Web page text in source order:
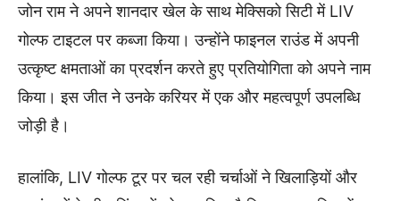
जोन राम ने अपने शानदार खेल के साथ मेक्सिको सिटी में LIV
गोल्फ टाइटल पर कब्जा किया। उन्होंने फाइनल राउंड में अपनी
उत्कृष्ट क्षमताओं का प्रदर्शन करते हुए प्रतियोगिता को अपने नाम
किया। इस जीत ने उनके करियर में एक और महत्वपूर्ण उपलब्धि
जोड़ी है।
हालांकि, LIV गोल्फ टूर पर चल रही चर्चाओं ने खिलाड़ियों और